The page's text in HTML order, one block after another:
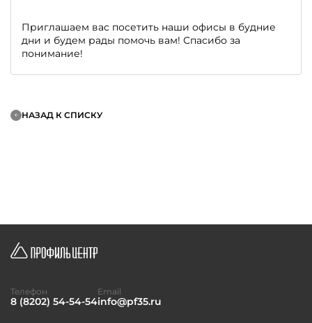
Приглашаем вас посетить наши офисы в будние
дни и будем рады помочь вам! Спасибо за
понимание!
НАЗАД К СПИСКУ
Телефон
8 (8202) 54-54-54
Email
info@pf35.ru